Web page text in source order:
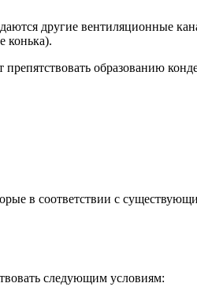
другие вентиляционные
конька).
образованию
в соответствии с
следующим условиям: